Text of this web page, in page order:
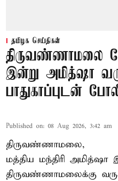
தமிழக செய்திகள்
திருவண்ணாமலை
இன்று அமித்ஷா
பாதுகாப்புடன்
Published on: 08 Aug 2026, 3:42 am
திருவண்ணாமலை,
மத்திய மந்திரி அமித்ஷா
திருவண்ணாமலைக்கு